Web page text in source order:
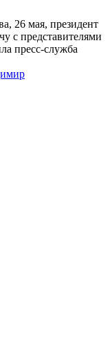
26 мая, президент
с представителями
пресс-служба